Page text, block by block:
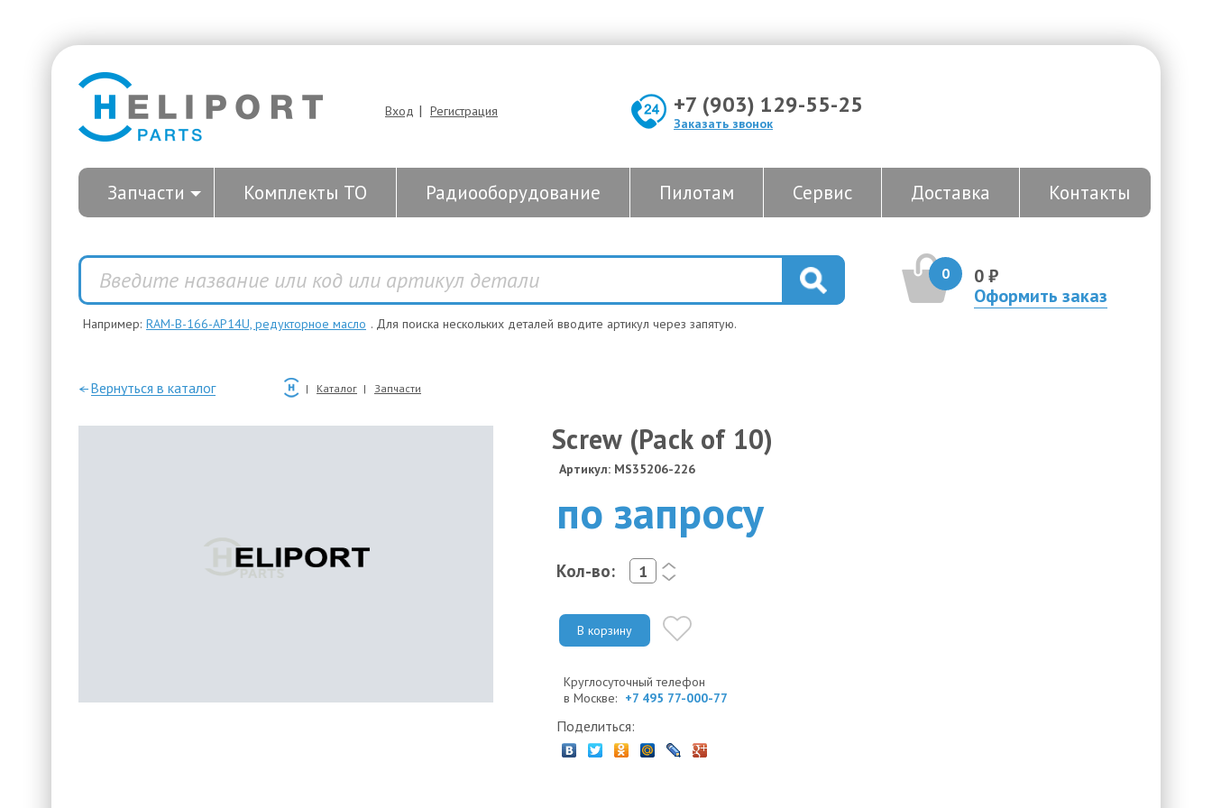
Вход | Регистрация +7 (903) 129-55-25
Заказать звонок
Запчасти Комплекты ТО Радиооборудование Пилотам Сервис Доставка Контакты
0
0 ₽
Оформить заказ
Например: RAM-B-166-AP14U, редукторное масло . Для поиска нескольких деталей вводите артикул через запятую.
—Вернуться в каталог Каталог Запчасти
Screw (Pack of 10)
Артикул: MS35206-226
по запросу
Кол-во:
<
>
В корзину
Круглосуточный телефон
в Москве: +7 495 77-000-77
Поделиться: